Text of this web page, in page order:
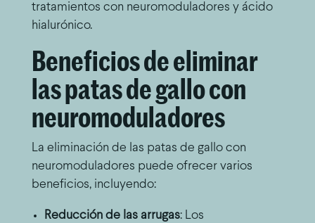
tratamientos con neuromoduladores y ácido
hialurónico.
Beneficios de eliminar
las patas de gallo con
neuromoduladores
La eliminación de las patas de gallo con
neuromoduladores puede ofrecer varios
beneficios, incluyendo:
Reducción de las arrugas: Los